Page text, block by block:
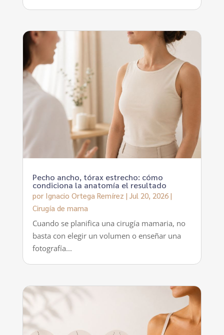
Pecho ancho, tórax estrecho: cómo
condiciona la anatomía el resultado
por Ignacio Ortega Remírez | Jul 20, 2026|
Cirugía de mama
Cuando se planifica una cirugía mamaria, no
basta con elegir un volumen o enseñar una
fotografía...